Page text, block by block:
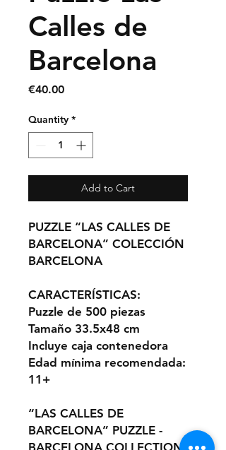
Calles de
Barcelona
€40.00Price
Quantity *
Add to Cart
PUZZLE “LAS CALLES DE
BARCELONA” COLECCIÓN
BARCELONA
CARACTERÍSTICAS:
Puzzle de 500 piezas
Tamaño 33.5x48 cm
Incluye caja contenedora
Edad mínima recomendada:
11+
“LAS CALLES DE
BARCELONA” PUZZLE -
BARCELONA COLLECTION